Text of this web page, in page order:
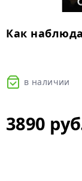
Как
в наличии
3890